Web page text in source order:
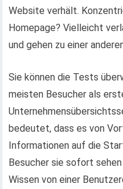
Website verhält.
Homepage? Vielleicht
und gehen zu einer
Sie können die Tests
meisten Besucher als
bedeutet, dass es von
Informationen auf die
Besucher sie sofort
Wissen von einer